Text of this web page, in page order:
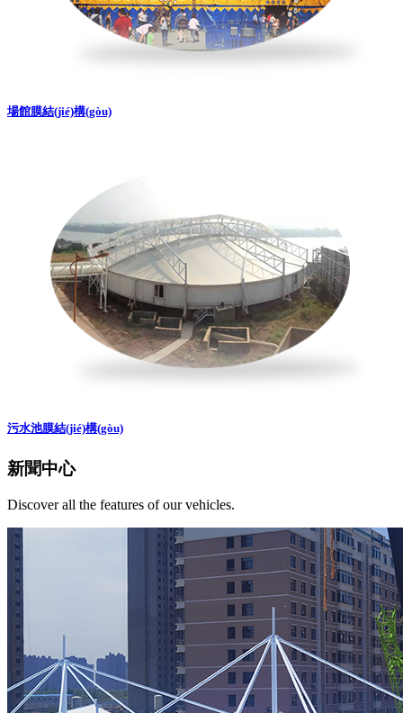
場館膜結(jié)構(gòu)
污水池膜結(jié)構(gòu)
新聞中心
Discover all the features of our vehicles.